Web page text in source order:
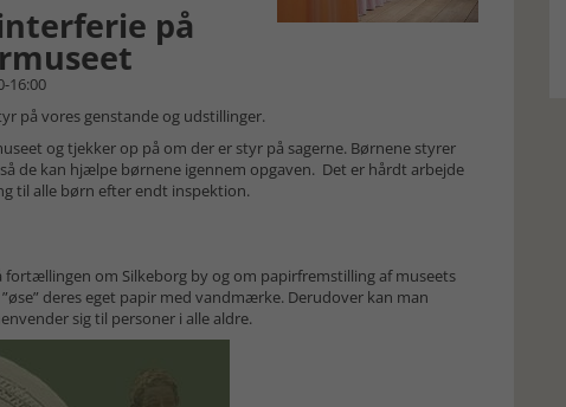
på
16:00
på vores genstande og udstillinger.
og tjekker op på om der er styr på sagerne. Børnene styrer
de kan hjælpe børnene igennem opgaven. Det er hårdt arbejde
til alle børn efter endt inspektion.
om Silkeborg by og om papirfremstilling af museets
deres eget papir med vandmærke. Derudover kan man
sig til personer i alle aldre.